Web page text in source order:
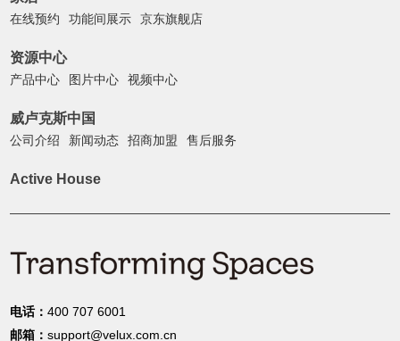
在线预约 功能间展示 京东旗舰店
资源中心
产品中心 图片中心 视频中心
威卢克斯中国
公司介绍 新闻动态 招商加盟 售后服务
Active House
电话：400 707 6001
邮箱：support@velux.com.cn